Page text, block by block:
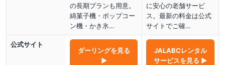
の長期プランも用意。
綿菓子機・ポップコー
ン機・かき氷…
に安心の老舗サービ
ス。最新の料金は公式
サイトでご確…
公式サイト
ダーリングを見る
▶
JALABCレンタル
サービスを見る ▶